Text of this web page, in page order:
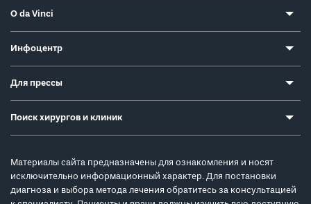
О da Vinci
Инфоцентр
Для прессы
Поиск хирургов и клиник
Материалы сайта предназначены для ознакомления и носят
исключительно информационный характер. Для постановки
диагноза и выбора метода лечения обратитесь за консультацией